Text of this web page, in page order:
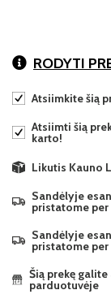
RODYTI
Atsiimkite šią
Atsiimti šią
karto!
Likutis Kauno
Sandėlyje
pristatome per
Sandėlyje
pristatome per
Šią prekę galite
parduotuvėje